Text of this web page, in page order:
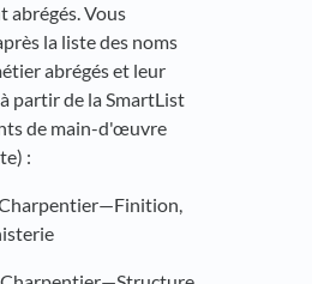
abrégés. Vous
la liste des noms
abrégés et leur
partir de la SmartList
de main-d'œuvre
: